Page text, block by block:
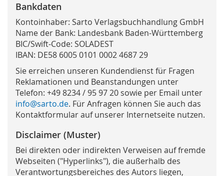
Bankdaten
Kontoinhaber: Sarto Verlagsbuchhandlung GmbH
Name der Bank: Landesbank Baden-Württemberg
BIC/Swift-Code: SOLADEST
IBAN: DE58 6005 0101 0002 4687 29
Sie erreichen unseren Kundendienst für Fragen
Reklamationen und Beanstandungen unter
Telefon: +49 8234 / 95 97 20 sowie per Email unter
info@sarto.de. Für Anfragen können Sie auch das
Kontaktformular auf unserer Internetseite nutzen.
Disclaimer (Muster)
Bei direkten oder indirekten Verweisen auf fremde
Webseiten ("Hyperlinks"), die außerhalb des
Verantwortungsbereiches des Autors liegen,